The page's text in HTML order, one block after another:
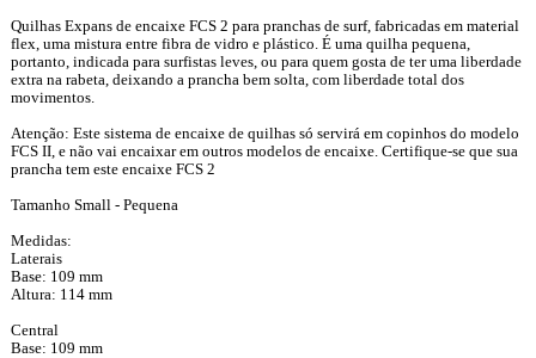
Quilhas Expans de encaixe FCS 2 para pranchas de surf, fabricadas em material
flex, uma mistura entre fibra de vidro e plástico. É uma quilha pequena,
portanto, indicada para surfistas leves, ou para quem gosta de ter uma liberdade
extra na rabeta, deixando a prancha bem solta, com liberdade total dos
movimentos.
Atenção: Este sistema de encaixe de quilhas só servirá em copinhos do modelo
FCS II, e não vai encaixar em outros modelos de encaixe. Certifique-se que sua
prancha tem este encaixe FCS 2
Tamanho Small - Pequena
Medidas:
Laterais
Base: 109 mm
Altura: 114 mm
Central
Base: 109 mm